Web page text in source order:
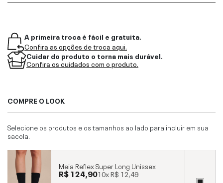
A primeira troca é fácil e gratuita.
Confira as opções de troca aqui.
Cuidar do produto o torna mais durável.
Confira os cuidados com o produto.
COMPRE O LOOK
Selecione os produtos e os tamanhos ao lado para incluir em sua
sacola.
Meia Reflex Super Long Unissex
R$ 124,9010xR$ 12,49